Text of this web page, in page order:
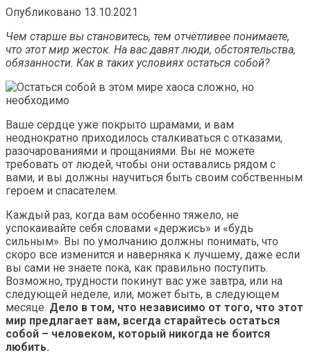
Опубликовано 13.10.2021
Чем старше вы становитесь, тем отчётливее понимаете,
что этот мир жесток. На вас давят люди, обстоятельства,
обязанности. Как в таких условиях остаться собой?
Ваше сердце уже покрыто шрамами, и вам
неоднократно приходилось сталкиваться с отказами,
разочарованиями и прощаниями. Вы не можете
требовать от людей, чтобы они оставались рядом с
вами, и вы должны научиться быть своим собственным
героем и спасателем.
Каждый раз, когда вам особенно тяжело, не
успокаивайте себя словами «держись» и «будь
сильным». Вы по умолчанию должны понимать, что
скоро все изменится и наверняка к лучшему, даже если
вы сами не знаете пока, как правильно поступить.
Возможно, трудности покинут вас уже завтра, или на
следующей неделе, или, может быть, в следующем
месяце. Дело в том, что независимо от того, что этот
мир предлагает вам, всегда старайтесь остаться
собой – человеком, который никогда не боится
любить.